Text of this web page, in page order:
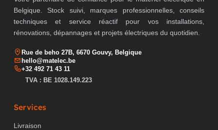
Belgique. Stock suivi, marques professionnelles, conseils
techniques et service réactif pour vos installations,
rénovations, dépannages et projets électriques du quotidien.
Rue de beho 27B, 6670 Gouvy, Belgique
hello@matelec.be
+32 492 71 43 11
TVA : BE 1028.149.223
Services
Livraison